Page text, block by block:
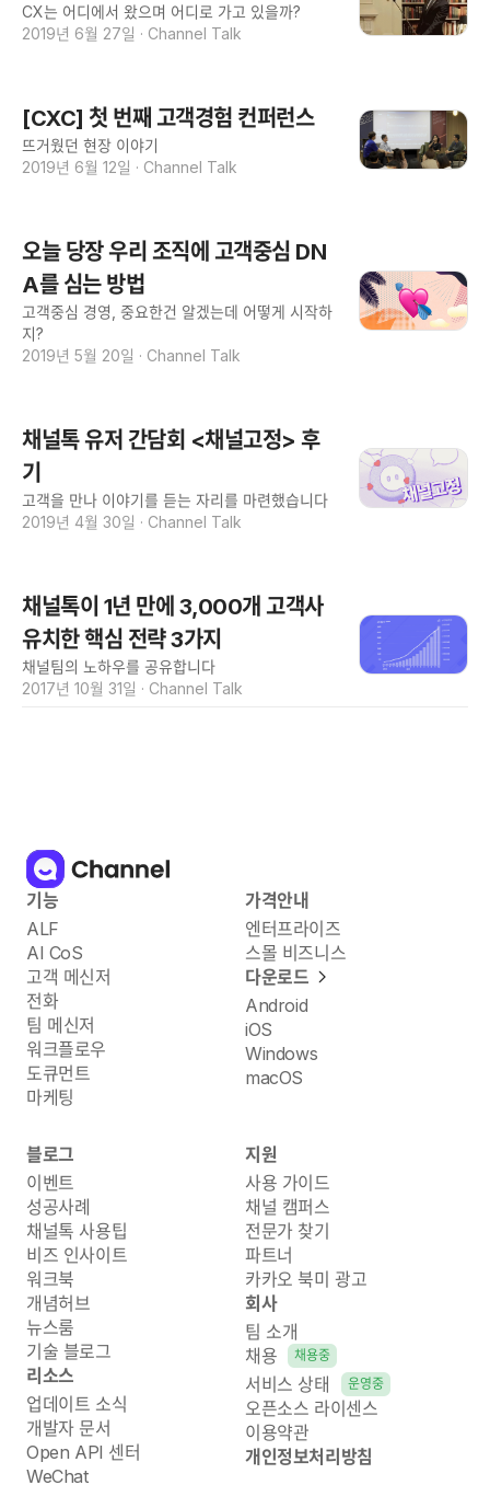
CX는 어디에서 왔으며 어디로 가고 있을까?
2019년 6월 27일 · Channel Talk
[CXC] 첫 번째 고객경험 컨퍼런스
뜨거웠던 현장 이야기
2019년 6월 12일 · Channel Talk
오늘 당장 우리 조직에 고객중심 DN
A를 심는 방법
고객중심 경영, 중요한건 알겠는데 어떻게 시작하
지?
2019년 5월 20일 · Channel Talk
채널톡 유저 간담회 <채널고정> 후
기
고객을 만나 이야기를 듣는 자리를 마련했습니다
2019년 4월 30일 · Channel Talk
채널톡이 1년 만에 3,000개 고객사
유치한 핵심 전략 3가지
채널팀의 노하우를 공유합니다
2017년 10월 31일 · Channel Talk
기능
ALF
AI CoS
고객 메신저
전화
팀 메신저
워크플로우
도큐먼트
마케팅
가격안내
엔터프라이즈
스몰 비즈니스
다운로드
Android
iOS
Windows
macOS
블로그
이벤트
성공사례
채널톡 사용팁
비즈 인사이트
워크북
개념허브
뉴스룸
기술 블로그
리소스
업데이트 소식
개발자 문서
Open API 센터
WeChat
지원
사용 가이드
채널 캠퍼스
전문가 찾기
파트너
카카오 북미 광고
회사
팀 소개
채용
채용중
서비스 상태 운영중
오픈소스 라이센스
이용약관
개인정보처리방침